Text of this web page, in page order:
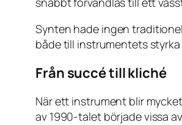
Synten hade ingen
både till instrumentets
Från succé till kliché
När ett instrument blir
av 1990-talet började vissa